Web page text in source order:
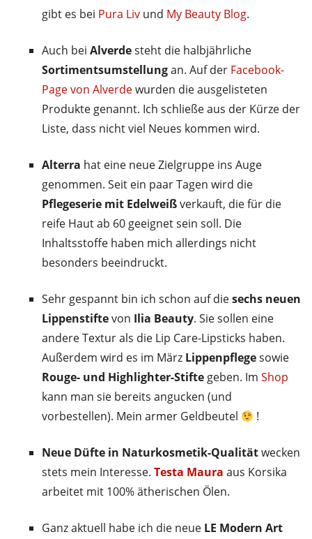
gibt es bei Pura Liv und My Beauty Blog.
Auch bei Alverdesteht die halbjährliche
Sortimentsumstellungan. Auf der Facebook-
Page von Alverdewurden die ausgelisteten
Produkte genannt. Ich schließe aus der Kürze der
Liste, dass nicht viel Neues kommen wird.
Alterra hat eine neue Zielgruppe ins Auge
genommen. Seit ein paar Tagen wird die
Pflegeserie mit Edelweißverkauft, die für die
reife Haut ab 60 geeignet sein soll. Die
Inhaltsstoffe haben mich allerdings nicht
besonders beeindruckt.
Sehr gespannt bin ich schon auf diesechs neuen
Lippenstiftevon Ilia Beauty. Sie sollen eine
andere Textur als die Lip Care-Lipsticks haben.
Außerdem wird es im März Lippenpflegesowie
Rouge- und Highlighter-Stifte geben. Im Shop
kann man sie bereits angucken (und
vorbestellen). Mein armer Geldbeutel
!
Neue Düfte in Naturkosmetik-Qualitätwecken
stets mein Interesse. Testa Maura aus Korsika
arbeitet mit 100% ätherischen Ölen.
Ganz aktuell habe ich die neue LE Modern Art